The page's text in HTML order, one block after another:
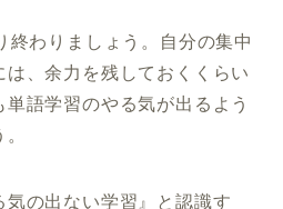
終わりましょう。自分の集中
、余力を残しておくくらい
語学習のやる気が出るよう
の出ない学習』と認識す